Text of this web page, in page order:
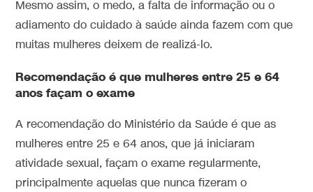
Mesmo assim, o medo, a falta de informação ou o
adiamento do cuidado à saúde ainda fazem com que
muitas mulheres deixem de realizá-lo.
Recomendação é que mulheres entre 25 e 64
anos façam o exame
A recomendação do Ministério da Saúde é que as
mulheres entre 25 e 64 anos, que já iniciaram
atividade sexual, façam o exame regularmente,
principalmente aquelas que nunca fizeram o